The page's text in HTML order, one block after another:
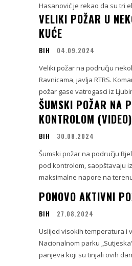
Hasanović je rekao da su tri
VELIKI POŽAR U
KUĆE
BIH 04.09.2024
Veliki požar na području
Ravnicama, javlja RTRS.
požar gase vatrogasci iz
ŠUMSKI POŽAR NA
KONTROLOM (VIDEO)
BIH 30.08.2024
Šumski požar na području
pod kontrolom, saopštavaju
maksimalne napore na
PONOVO AKTIVNI
BIH 27.08.2024
Uslijed visokih temperatura i
Nacionalnom parku
panjeva koji su tinjali ovih